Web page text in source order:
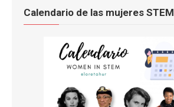
Calendario de las mujeres STEM